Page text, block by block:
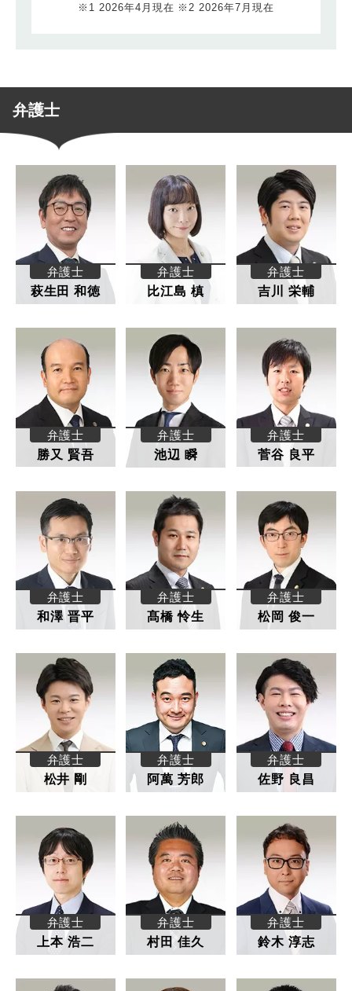
※1 2026年4月現在 ※2 2026年7月現在
弁護士
弁護士
萩生田 和徳
弁護士
比江島 槙
弁護士
吉川 栄輔
弁護士
勝又 賢吾
弁護士
池辺 瞬
弁護士
菅谷 良平
弁護士
和澤 晋平
弁護士
髙橋 怜生
弁護士
松岡 俊一
弁護士
松井 剛
弁護士
阿萬 芳郎
弁護士
佐野 良昌
弁護士
上本 浩二
弁護士
村田 佳久
弁護士
鈴木 淳志